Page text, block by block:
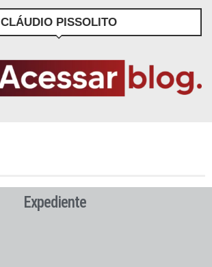
CLÁUDIO PISSOLITO
Expediente